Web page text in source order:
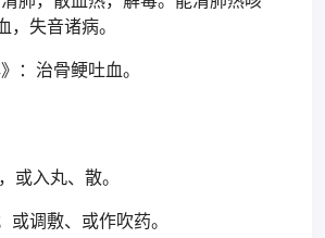
，失音诸病。
治骨鲠吐血。
或入丸、散。
或调敷、或作吹药。